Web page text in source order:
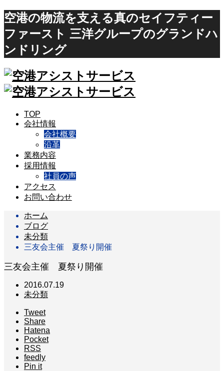
空港の物流を支える真のセイフティー
ファースト 三洋グループのグランドハ
ンドリング
TOP
会社情報
会社概要
沿革
業務内容
採用情報
社員の声
アクセス
お問い合わせ
ホーム
ブログ
未分類
三友会主催 夏祭り開催
三友会主催 夏祭り開催
2016.07.19
未分類
Tweet
Share
Hatena
Pocket
RSS
feedly
Pin it